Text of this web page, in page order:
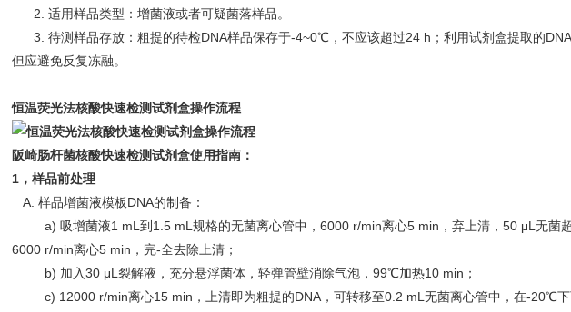
2. 适用样品类型：增菌液或者可疑菌落样品。
3. 待测样品存放：粗提的待检DNA样品保存于-4~0℃，不应该超过24 h；利用试剂盒提取的
但应避免反复冻融。
恒温荧光法核酸快速检测试剂盒操作流程
阪崎肠杆菌核酸快速检测试剂盒使用指南：
1，样品前处理
A. 样品增菌液模板DNA的制备：
a) 吸增菌液1 mL到1.5 mL规格的无菌离心管中，6000 r/min离心5 min，弃上清，50 μL无菌超
6000 r/min离心5 min，完-全去除上清；
b) 加入30 μL裂解液，充分悬浮菌体，轻弹管壁消除气泡，99℃加热10 min；
c) 12000 r/min离心15 min，上清即为粗提的DNA，可转移至0.2 mL无菌离心管中，在-20℃下